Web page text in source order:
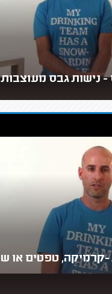
- נישות גבס
-קרמיקה, טפטים או